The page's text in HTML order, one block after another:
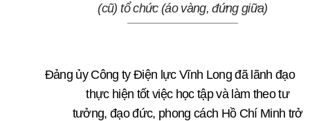
(cũ) tổ chức(áo vàng, đứng giữa)
Đảng ủy Công ty Điện lực Vĩnh Long đã lãnh đạo
thực hiện tốt việc học tập và làm theo tư
tưởng, đạo đức, phong cách Hồ Chí Minh trở